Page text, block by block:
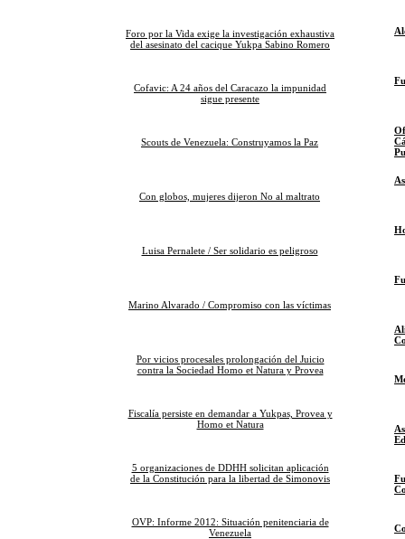
Foro por la Vida exige la investigación exhaustiva
del asesinato del cacique Yukpa Sabino Romero
Cofavic: A 24 años del Caracazo la impunidad
sigue presente
Scouts de Venezuela: Construyamos la Paz
Con globos, mujeres dijeron No al maltrato
Luisa Pernalete / Ser solidario es peligroso
Marino Alvarado / Compromiso con las víctimas
Por vicios procesales prolongación del Juicio
contra la Sociedad Homo et Natura y Provea
Fiscalía persiste en demandar a Yukpas, Provea y
Homo et Natura
5 organizaciones de DDHH solicitan aplicación
de la Constitución para la libertad de Simonovis
OVP: Informe 2012: Situación penitenciaria de
Venezuela